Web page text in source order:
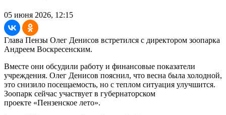
05 июня 2026, 12:15
Глава Пензы Олег Денисов встретился с директором зоопарка
Андреем Воскресенским.
Вместе они обсудили работу и финансовые показатели
учреждения. Олег Денисов пояснил, что весна была холодной,
это снизило посещаемость, но с теплом ситуация улучшится.
Зоопарк сейчас участвует в губернаторском
проекте «Пензенское лето».